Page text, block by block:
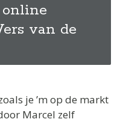
online
van de
je ’m op de markt
Marcel zelf